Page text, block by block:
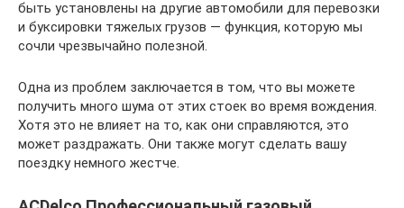
быть установлены на другие автомобили для перевозки
и буксировки тяжелых грузов — функция, которую мы
сочли чрезвычайно полезной.
Одна из проблем заключается в том, что вы можете
получить много шума от этих стоек во время вождения.
Хотя это не влияет на то, как они справляются, это
может раздражать. Они также могут сделать вашу
поездку немного жестче.